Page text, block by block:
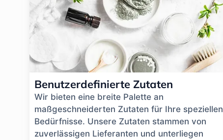
Benutzerdefinierte Zutaten
Wir bieten eine breite Palette an
maßgeschneiderten Zutaten für Ihre speziellen
Bedürfnisse. Unsere Zutaten stammen von
zuverlässigen Lieferanten und unterliegen